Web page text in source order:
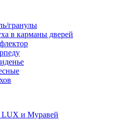
гранулы
в карманы дверей
и Муравей